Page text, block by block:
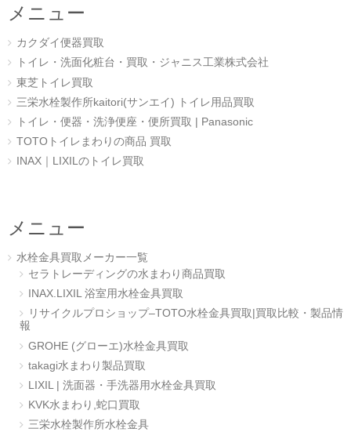
メニュー
カクダイ便器買取
トイレ・洗面化粧台・買取・ジャニス工業株式会社
東芝トイレ買取
三栄水栓製作所kaitori(サンエイ) トイレ用品買取
トイレ・便器・洗浄便座・便所買取 | Panasonic
TOTOトイレまわりの商品 買取
INAX｜LIXILのトイレ買取
メニュー
水栓金具買取メーカー一覧
セラトレーディングの水まわり商品買取
INAX.LIXIL 浴室用水栓金具買取
リサイクルプロショップ–TOTO水栓金具買取|買取比較・製品情
報
GROHE (グローエ)水栓金具買取
takagi水まわり製品買取
LIXIL | 洗面器・手洗器用水栓金具買取
KVK水まわり,蛇口買取
三栄水栓製作所水栓金具